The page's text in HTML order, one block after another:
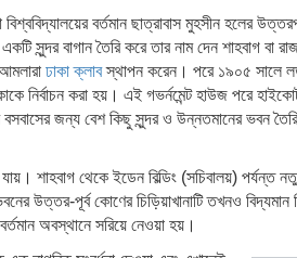
বর্তমান ছাত্রাবাস মুহসীন হলের
সুন্দর বাগান তৈরি করে তার নাম দেন শাহবাগ বা
ঢাকা ক্লাবস্থাপন করেন। পরে ১৯০৫ সালে লর্ড
নির্বাচন করা হয়। এই গভর্নমেন্ট হাউজ পরে
বসবাসের জন্য বেশ কিছু সুন্দর ও উন্নতমানের ভবন
শাহবাগ থেকে ইডেন বিল্ডিং (সচিবালয়) পর্যন্ত
উত্তর-পূর্ব কোণের চিড়িয়াখানাটি তখনও বিদ্যমান
অবস্থানে সরিয়ে নেওয়া হয়।